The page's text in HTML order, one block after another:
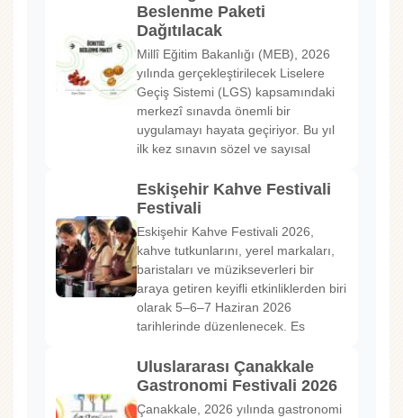
Beslenme Paketi
Dağıtılacak
Millî Eğitim Bakanlığı (MEB), 2026
yılında gerçekleştirilecek Liselere
Geçiş Sistemi (LGS) kapsamındaki
merkezî sınavda önemli bir
uygulamayı hayata geçiriyor. Bu yıl
ilk kez sınavın sözel ve sayısal
Eskişehir Kahve Festivali
Festivali
Eskişehir Kahve Festivali 2026,
kahve tutkunlarını, yerel markaları,
baristaları ve müzikseverleri bir
araya getiren keyifli etkinliklerden biri
olarak 5–6–7 Haziran 2026
tarihlerinde düzenlenecek. Es
Uluslararası Çanakkale
Gastronomi Festivali 2026
Çanakkale, 2026 yılında gastronomi